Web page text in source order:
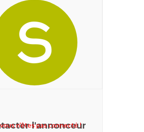
l'annonceur
n'êtes pas connecté !